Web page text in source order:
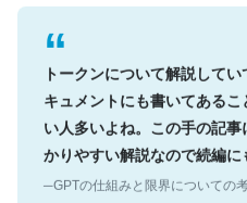
トークンについて解説して
キュメントにも書いてある
い人多いよね。この手の記
かりやすい解説なので続編に